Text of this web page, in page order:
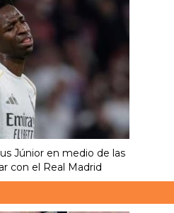
Júnior en medio de las
con el Real Madrid